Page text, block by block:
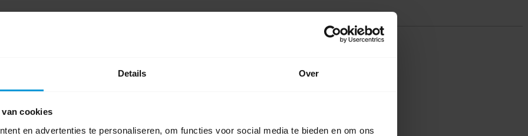
Details Over
cookies
en advertenties te personaliseren, om functies voor social media te bieden en om ons
willen ontvangen.
bijbesteld te worden.
U kunt de verschillende bakken op elk
pas je je afvalbak gewoon aan. Als er een
slechts een kleine investering in
en klaar voor al het afval dat u de
Schrijf als eerste voor dit product een beoordeling